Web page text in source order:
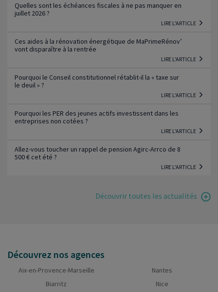
Quelles sont les échéances fiscales à ne pas manquer en
juillet 2026 ?
LIRE L'ARTICLE
Ces aides à la rénovation énergétique de MaPrimeRénov’
vont disparaître à la rentrée
LIRE L'ARTICLE
Pourquoi le Conseil constitutionnel rétablit-il la « taxe sur
le deuil » ?
LIRE L'ARTICLE
Pourquoi les PER des jeunes actifs investissent dans les
entreprises non cotées ?
LIRE L'ARTICLE
Allez-vous toucher un rappel de pension Agirc-Arrco de 8
500 € cet été ?
LIRE L'ARTICLE
Découvrir toutes les actualités
Découvrez nos agences
Aix-en-Provence-Marseille
Biarritz
Nantes
Nice